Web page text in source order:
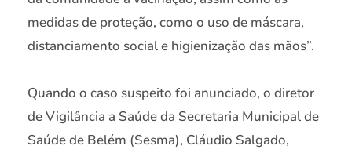
medidas de proteção, como o uso de máscara,
distanciamento social e higienização das mãos”.
Quando o caso suspeito foi anunciado, o diretor
de Vigilância a Saúde da Secretaria Municipal de
Saúde de Belém (Sesma), Cláudio Salgado,